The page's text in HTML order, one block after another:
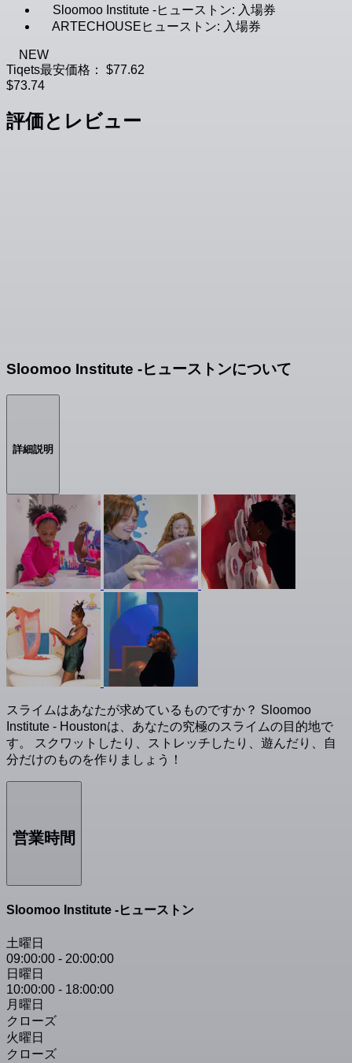
Sloomoo Institute -ヒューストン: 入場券
ARTECHOUSEヒューストン: 入場券
NEW
Tiqets最安価格：
$77.62
$73.74
評価とレビュー
Sloomoo Institute -ヒューストンについて
詳細説明
スライムはあなたが求めているものですか？ Sloomoo
Institute - Houstonは、あなたの究極のスライムの目的地で
す。 スクワットしたり、ストレッチしたり、遊んだり、自
分だけのものを作りましょう！
営業時間
Sloomoo Institute -ヒューストン
土曜日
09:00:00 - 20:00:00
日曜日
10:00:00 - 18:00:00
月曜日
クローズ
火曜日
クローズ